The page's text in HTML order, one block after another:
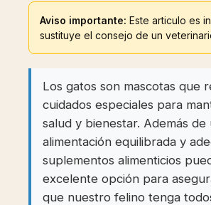
Aviso importante: Este articulo es
sustituye el consejo de un
Los gatos son mascotas que
cuidados especiales para
salud y bienestar. Además de
alimentación equilibrada y
suplementos alimenticios
excelente opción para
que nuestro felino tenga